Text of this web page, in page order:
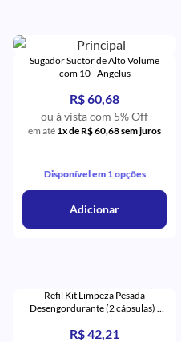
Sugador Suctor de Alto Volume
com 10 - Angelus
R$ 60,68
ou à vista com 5% Off
em até 1x de R$ 60,68 sem juros
Disponível em 1 opções
Adicionar
Refil Kit Limpeza Pesada
Desengordurante (2 cápsulas) -
R$ 42,21